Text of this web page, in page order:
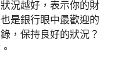
況越好，表示你的財
是銀行眼中最歡迎的
，保持良好的狀況？